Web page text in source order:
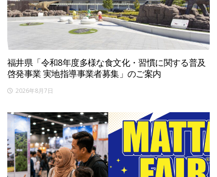
福井県「令和8年度多様な食文化・習慣に関する普及
啓発事業 実地指導事業者募集」のご案内
2026年8月7日